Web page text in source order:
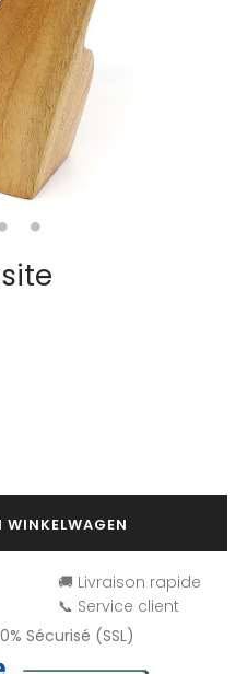
WINKELWAGEN
🚚 Livraison rapide
📞 Service client
Sécurisé (SSL)